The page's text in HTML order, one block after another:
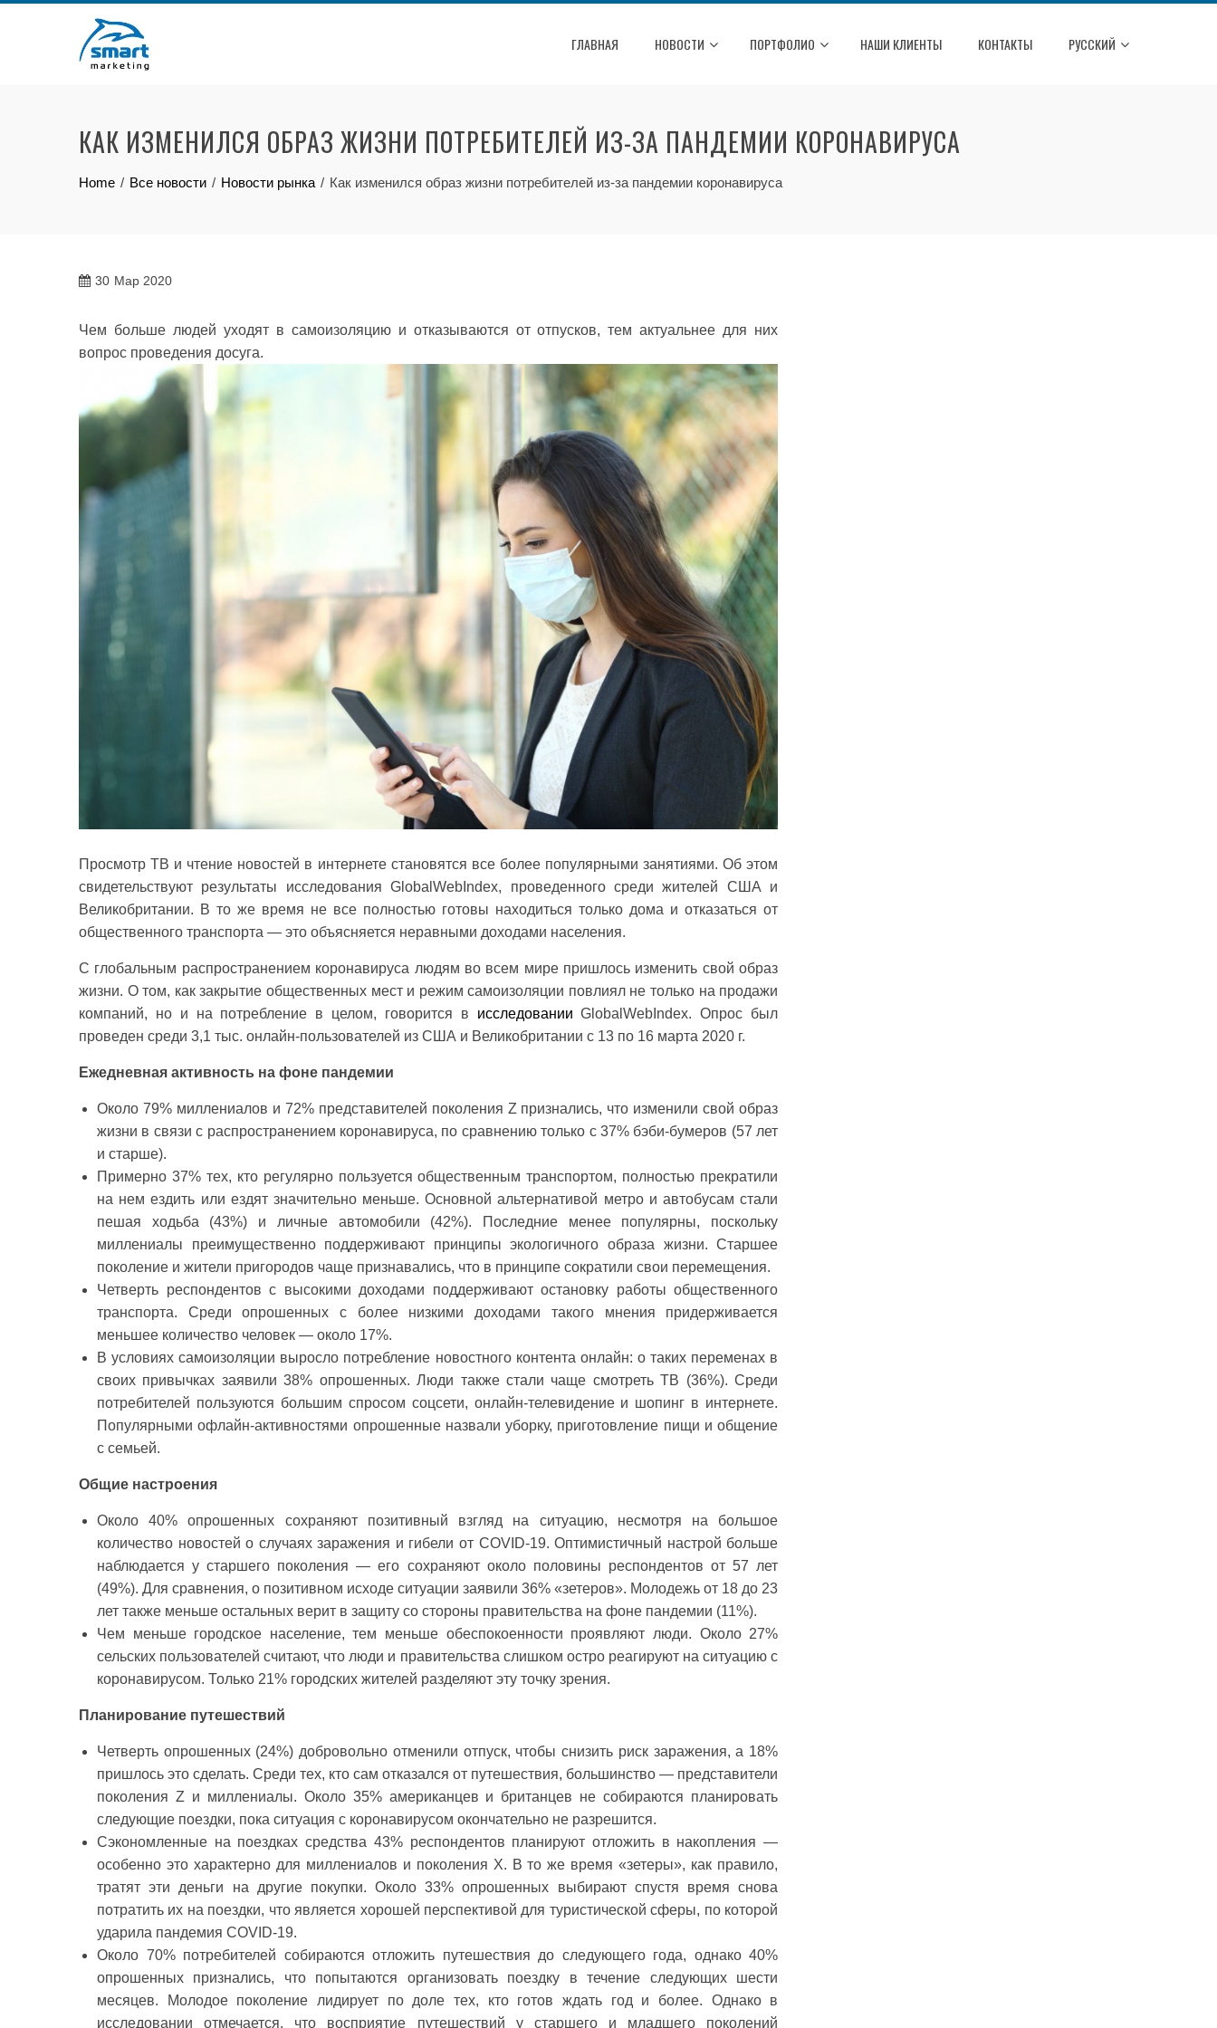
ГЛАВНАЯ НОВОСТИ ПОРТФОЛИО НАШИ КЛИЕНТЫ КОНТАКТЫ РУССКИЙ
КАК ИЗМЕНИЛСЯ ОБРАЗ ЖИЗНИ ПОТРЕБИТЕЛЕЙ ИЗ-ЗА ПАНДЕМИИ КОРОНАВИРУСА
Home Все новости Новости рынка Как изменился образ жизни потребителей из-за пандемии коронавируса
30 Мар 2020
Чем больше людей уходят в самоизоляцию и отказываются от отпусков, тем актуальнее для них
вопрос проведения досуга.
Просмотр ТВ и чтение новостей в интернете становятся все более популярными занятиями. Об этом
свидетельствуют результаты исследования GlobalWebIndex, проведенного среди жителей США и
Великобритании. В то же время не все полностью готовы находиться только дома и отказаться от
общественного транспорта — это объясняется неравными доходами населения.
С глобальным распространением коронавируса людям во всем мире пришлось изменить свой образ
жизни. О том, как закрытие общественных мест и режим самоизоляции повлиял не только на продажи
компаний, но и на потребление в целом, говорится в исследовании GlobalWebIndex. Опрос был
проведен среди 3,1 тыс. онлайн-пользователей из США и Великобритании с 13 по 16 марта 2020 г.
Ежедневная активность на фоне пандемии
Около 79% миллениалов и 72% представителей поколения Z признались, что изменили свой образ
жизни в связи с распространением коронавируса, по сравнению только с 37% бэби-бумеров (57 лет
и старше).
Примерно 37% тех, кто регулярно пользуется общественным транспортом, полностью прекратили
на нем ездить или ездят значительно меньше. Основной альтернативой метро и автобусам стали
пешая ходьба (43%) и личные автомобили (42%). Последние менее популярны, поскольку
миллениалы преимущественно поддерживают принципы экологичного образа жизни. Старшее
поколение и жители пригородов чаще признавались, что в принципе сократили свои перемещения.
Четверть респондентов с высокими доходами поддерживают остановку работы общественного
транспорта. Среди опрошенных с более низкими доходами такого мнения придерживается
меньшее количество человек — около 17%.
В условиях самоизоляции выросло потребление новостного контента онлайн: о таких переменах в
своих привычках заявили 38% опрошенных. Люди также стали чаще смотреть ТВ (36%). Среди
потребителей пользуются большим спросом соцсети, онлайн-телевидение и шопинг в интернете.
Популярными офлайн-активностями опрошенные назвали уборку, приготовление пищи и общение
с семьей.
Общие настроения
Около 40% опрошенных сохраняют позитивный взгляд на ситуацию, несмотря на большое
количество новостей о случаях заражения и гибели от COVID-19. Оптимистичный настрой больше
наблюдается у старшего поколения — его сохраняют около половины респондентов от 57 лет
(49%). Для сравнения, о позитивном исходе ситуации заявили 36% «зетеров». Молодежь от 18 до 23
лет также меньше остальных верит в защиту со стороны правительства на фоне пандемии (11%).
Чем меньше городское население, тем меньше обеспокоенности проявляют люди. Около 27%
сельских пользователей считают, что люди и правительства слишком остро реагируют на ситуацию с
коронавирусом. Только 21% городских жителей разделяют эту точку зрения.
Планирование путешествий
Четверть опрошенных (24%) добровольно отменили отпуск, чтобы снизить риск заражения, а 18%
пришлось это сделать. Среди тех, кто сам отказался от путешествия, большинство — представители
поколения Z и миллениалы. Около 35% американцев и британцев не собираются планировать
следующие поездки, пока ситуация с коронавирусом окончательно не разрешится.
Сэкономленные на поездках средства 43% респондентов планируют отложить в накопления —
особенно это характерно для миллениалов и поколения X. В то же время «зетеры», как правило,
тратят эти деньги на другие покупки. Около 33% опрошенных выбирают спустя время снова
потратить их на поездки, что является хорошей перспективой для туристической сферы, по которой
ударила пандемия COVID-19.
Около 70% потребителей собираются отложить путешествия до следующего года, однако 40%
опрошенных признались, что попытаются организовать поездку в течение следующих шести
месяцев. Молодое поколение лидирует по доле тех, кто готов ждать год и более. Однако в
исследовании отмечается, что восприятие путешествий у старшего и младшего поколений